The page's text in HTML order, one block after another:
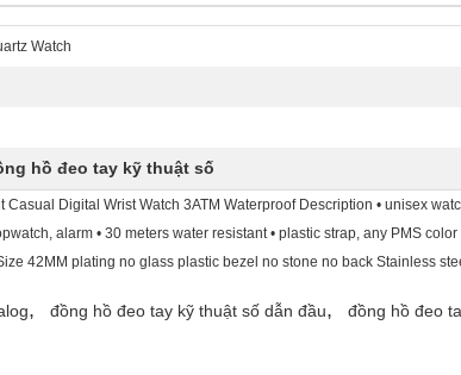
Watch
hồ đeo tay kỹ thuật số
Digital Wrist Watch 3ATM Waterproof​ Description • unisex
alarm • 30 meters water resistant • plastic strap, any PMS
42MM plating no glass plastic bezel no stone no back Stainless
, đồng hồ đeo tay kỹ thuật số dẫn đầu, đồng hồ đeo